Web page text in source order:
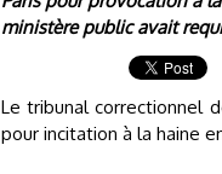
ministère public avait
Le tribunal correctionnel
pour incitation à la haine